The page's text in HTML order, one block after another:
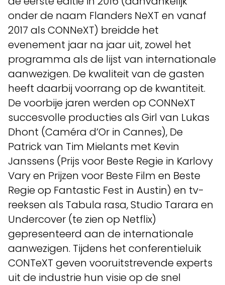
onder de naam Flanders NeXT en vanaf
2017 als CONNeXT) breidde het
evenement jaar na jaar uit, zowel het
programma als de lijst van internationale
aanwezigen. De kwaliteit van de gasten
heeft daarbij voorrang op de kwantiteit.
De voorbije jaren werden op CONNeXT
succesvolle producties als Girl van Lukas
Dhont (Caméra d’Or in Cannes), De
Patrick van Tim Mielants met Kevin
Janssens (Prijs voor Beste Regie in Karlovy
Vary en Prijzen voor Beste Film en Beste
Regie op Fantastic Fest in Austin) en tv-
reeksen als Tabula rasa, Studio Tarara en
Undercover (te zien op Netflix)
gepresenteerd aan de internationale
aanwezigen. Tijdens het conferentieluik
CONTeXT geven vooruitstrevende experts
uit de industrie hun visie op de snel